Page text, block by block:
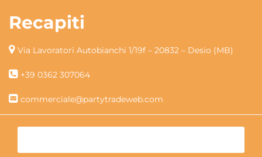
Recapiti
Via Lavoratori Autobianchi 1/19f – 20832 – Desio (MB)
+39 0362 307064
commerciale@partytradeweb.com